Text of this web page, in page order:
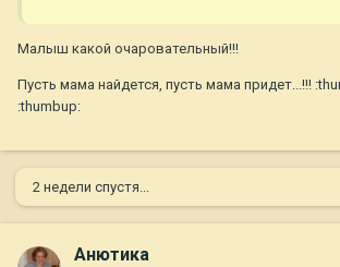
Малыш какой очаровательный!!!
Пусть мама найдется, пусть мама придет...!!!
:thumbup:
2 недели спустя...
Анютика